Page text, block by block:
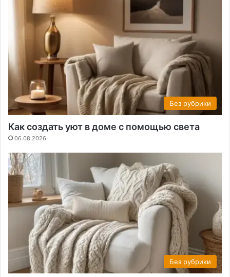
Без рубрики
Как создать уют в доме с помощью света
06.08.2026
Без рубрики